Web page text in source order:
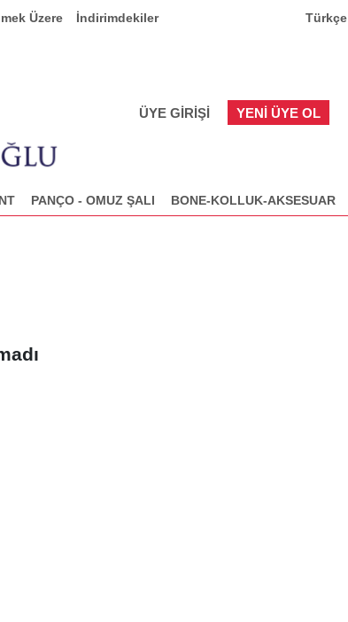
Üzere İndirimdekiler Türkçe
ÜYE GIRIŞI YENI ÜYE OL
PANÇO - OMUZ ŞALI BONE-KOLLUK-AKSESUAR